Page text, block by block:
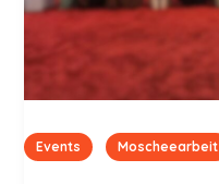
Events Moscheearbeit